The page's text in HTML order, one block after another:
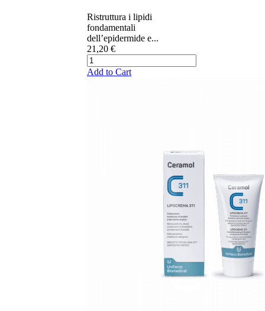
Ristruttura i lipidi
fondamentali
dell’epidermide e...
21,20 €
Add to Cart